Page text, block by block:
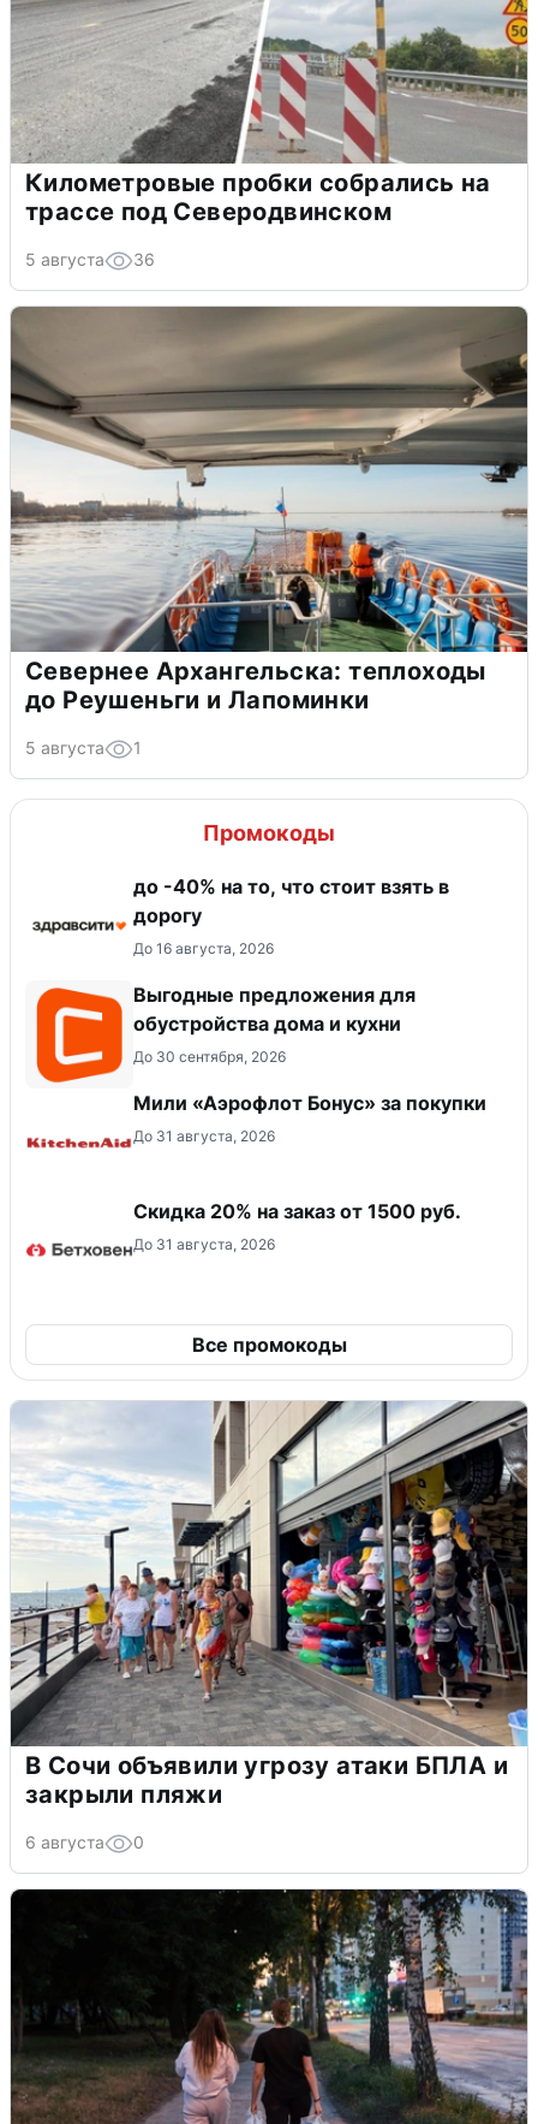
Километровые пробки собрались на
трассе под Северодвинском
5 августа 36
Севернее Архангельска: теплоходы
до Реушеньги и Лапоминки
5 августа 1
Промокоды
до -40% на то, что стоит взять в
дорогу
До 16 августа, 2026
Выгодные предложения для
обустройства дома и кухни
До 30 сентября, 2026
Мили «Аэрофлот Бонус» за покупки
До 31 августа, 2026
Скидка 20% на заказ от 1500 руб.
До 31 августа, 2026
Все промокоды
В Сочи объявили угрозу атаки БПЛА и
закрыли пляжи
6 августа 0